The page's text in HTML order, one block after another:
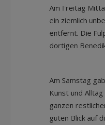
Am Freitag
ein ziemlich
entfernt. Die
dortigen
Am Samstag
Kunst und
ganzen
guten Blick auf